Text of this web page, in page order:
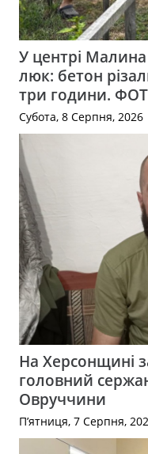
У центрі
люк: бетон
три години.
Субота, 8 Серпня, 2026
На Херсонщині
головний
Овруччини
П’ятниця, 7 Серпня,